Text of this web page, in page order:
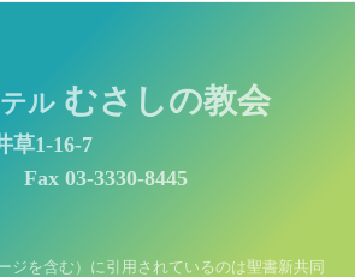
ル むさしの教会
草1-16-7
Fax 03-3330-8445
ジを含む）に引用されているのは聖書新共同